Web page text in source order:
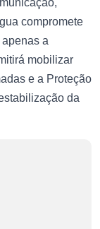
compromete
a
mobilizar
e a Proteção
da